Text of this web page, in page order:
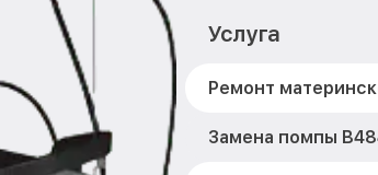
Услуга
Ремонт
Замена помпы